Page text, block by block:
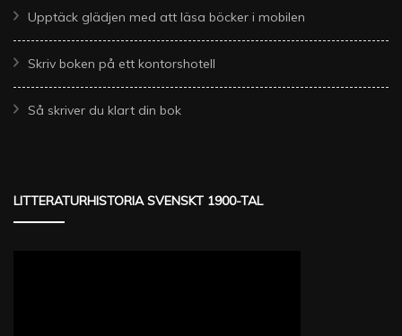
Upptäck glädjen med att läsa böcker i mobilen
Skriv boken på ett kontorshotell
Så skriver du klart din bok
LITTERATURHISTORIA SVENSKT 1900-TAL